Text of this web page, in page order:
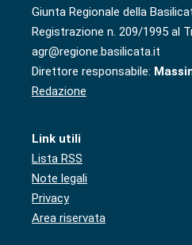
Giunta Regionale della
Registrazione n. 209/1995 al
agr@regione.basilicata.it
Direttore responsabile:
Redazione
Link utili
Lista RSS
Note legali
Privacy
Area riservata